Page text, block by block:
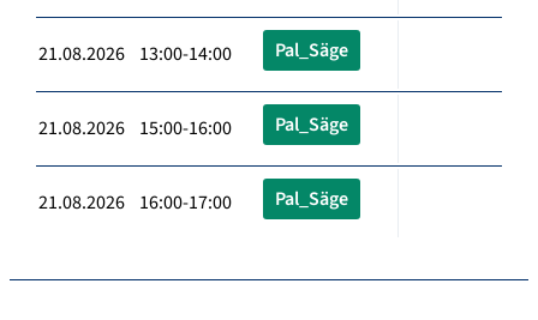
21.08.2026 13:00-14:00 Pal_Säge
21.08.2026 15:00-16:00 Pal_Säge
21.08.2026 16:00-17:00 Pal_Säge